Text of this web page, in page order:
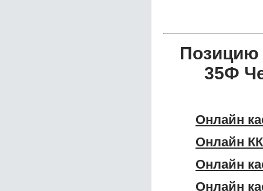
35Ф
Онлайн
Онлайн
Онлайн
Онлайн